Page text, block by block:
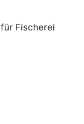
Fischerei